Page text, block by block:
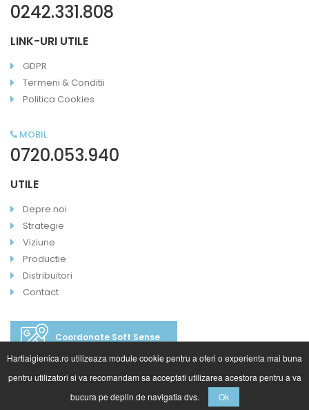
0242.331.808
LINK-URI UTILE
GDPR
Termeni & Conditii
Politica Cookies
MOBIL
0720.053.940
UTILE
Depre noi
Strategie
Viziune
Productie
Distribuitori
Contact
Coordonate Soft Sense
Hartiaigienica.ro utilizeaza module cookie pentru a oferi o experienta mai buna
pentru utilizatori si va recomandam sa acceptati utilizarea acestora pentru a va
bucura pe deplin de navigatia dvs.
Ok